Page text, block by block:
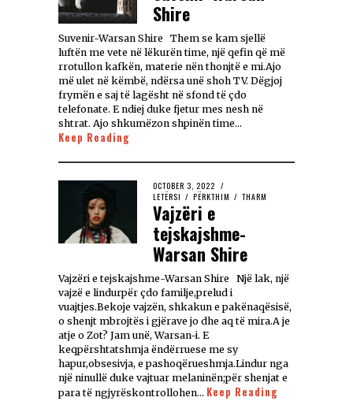
Shire
Suvenir-Warsan Shire Them se kam sjellë
luftën me vete në lëkurën time, një qefin që më
rrotullon kafkën, materie nën thonjtë e mi.Ajo
më ulet në këmbë, ndërsa unë shoh TV. Dëgjoj
frymën e saj të lagësht në sfond të çdo
telefonate. E ndiej duke fjetur mes nesh në
shtrat. Ajo shkumëzon shpinën time…
Keep Reading
OCTOBER 3, 2022
LETËRSI / PËRKTHIM / THARM
Vajzëri e
tejskajshme-
Warsan Shire
Vajzëri e tejskajshme-Warsan Shire Një lak, një
vajzë e lindurpër çdo familje,prelud i
vuajtjes.Bekoje vajzën, shkakun e pakënaqësisë,
o shenjt mbrojtës i gjërave jo dhe aq të mira.A je
atje o Zot? Jam unë, Warsan-i. E
keqpërshtatshmja ëndërruese me sy
hapur,obsesivja, e pashoqërueshmja.Lindur nga
një ninullë duke vajtuar melaninën;për shenjat e
para të ngjyrëskontrollohen… Keep Reading